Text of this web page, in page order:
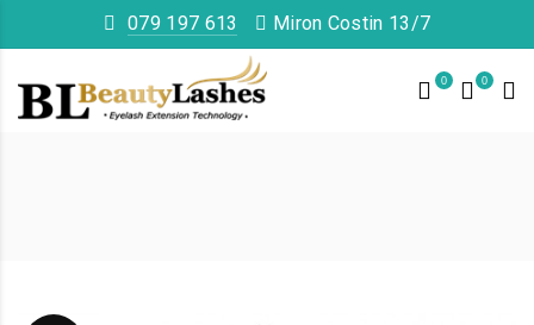
079 197 613 Miron Costin 13/7
0 0